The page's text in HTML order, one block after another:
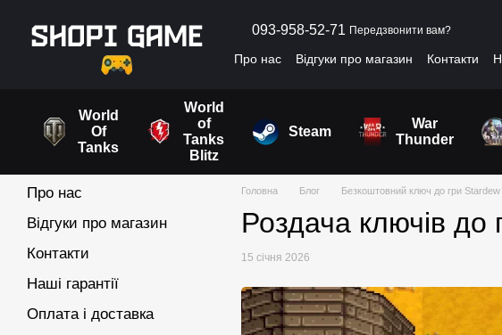
093-958-52-71 Передзвонити вам?
Про нас Відгуки про магазин Контакти
World
Of
Tanks
World
of
Tanks
Blitz
Steam
War
Thunder
Головна Блог Безкоштовний ключ до гри Stardew
Роздача ключів до
15 січня 2026
Про нас
Відгуки про магазин
Контакти
Наші гарантії
Оплата і доставка